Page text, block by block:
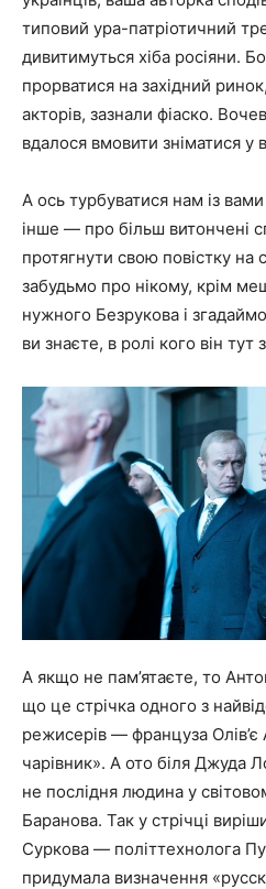
типовий ура-патріотичний
дивитимуться хіба росіяни.
прорватися на західний
акторів, зазнали фіаско.
вдалося вмовити зніматися у
А ось турбуватися нам із
інше — про більш витончені
протягнути свою повістку на
забудьмо про нікому, крім
нужного Безрукова і
ви знаєте, в ролі кого він тут
А якщо не пам’ятаєте, то
що це стрічка одного з
режисерів — француза Олів’є
чарівник». А ото біля Джуда
не послідня людина у
Баранова. Так у стрічці
Суркова — політтехнолога
придумала визначення